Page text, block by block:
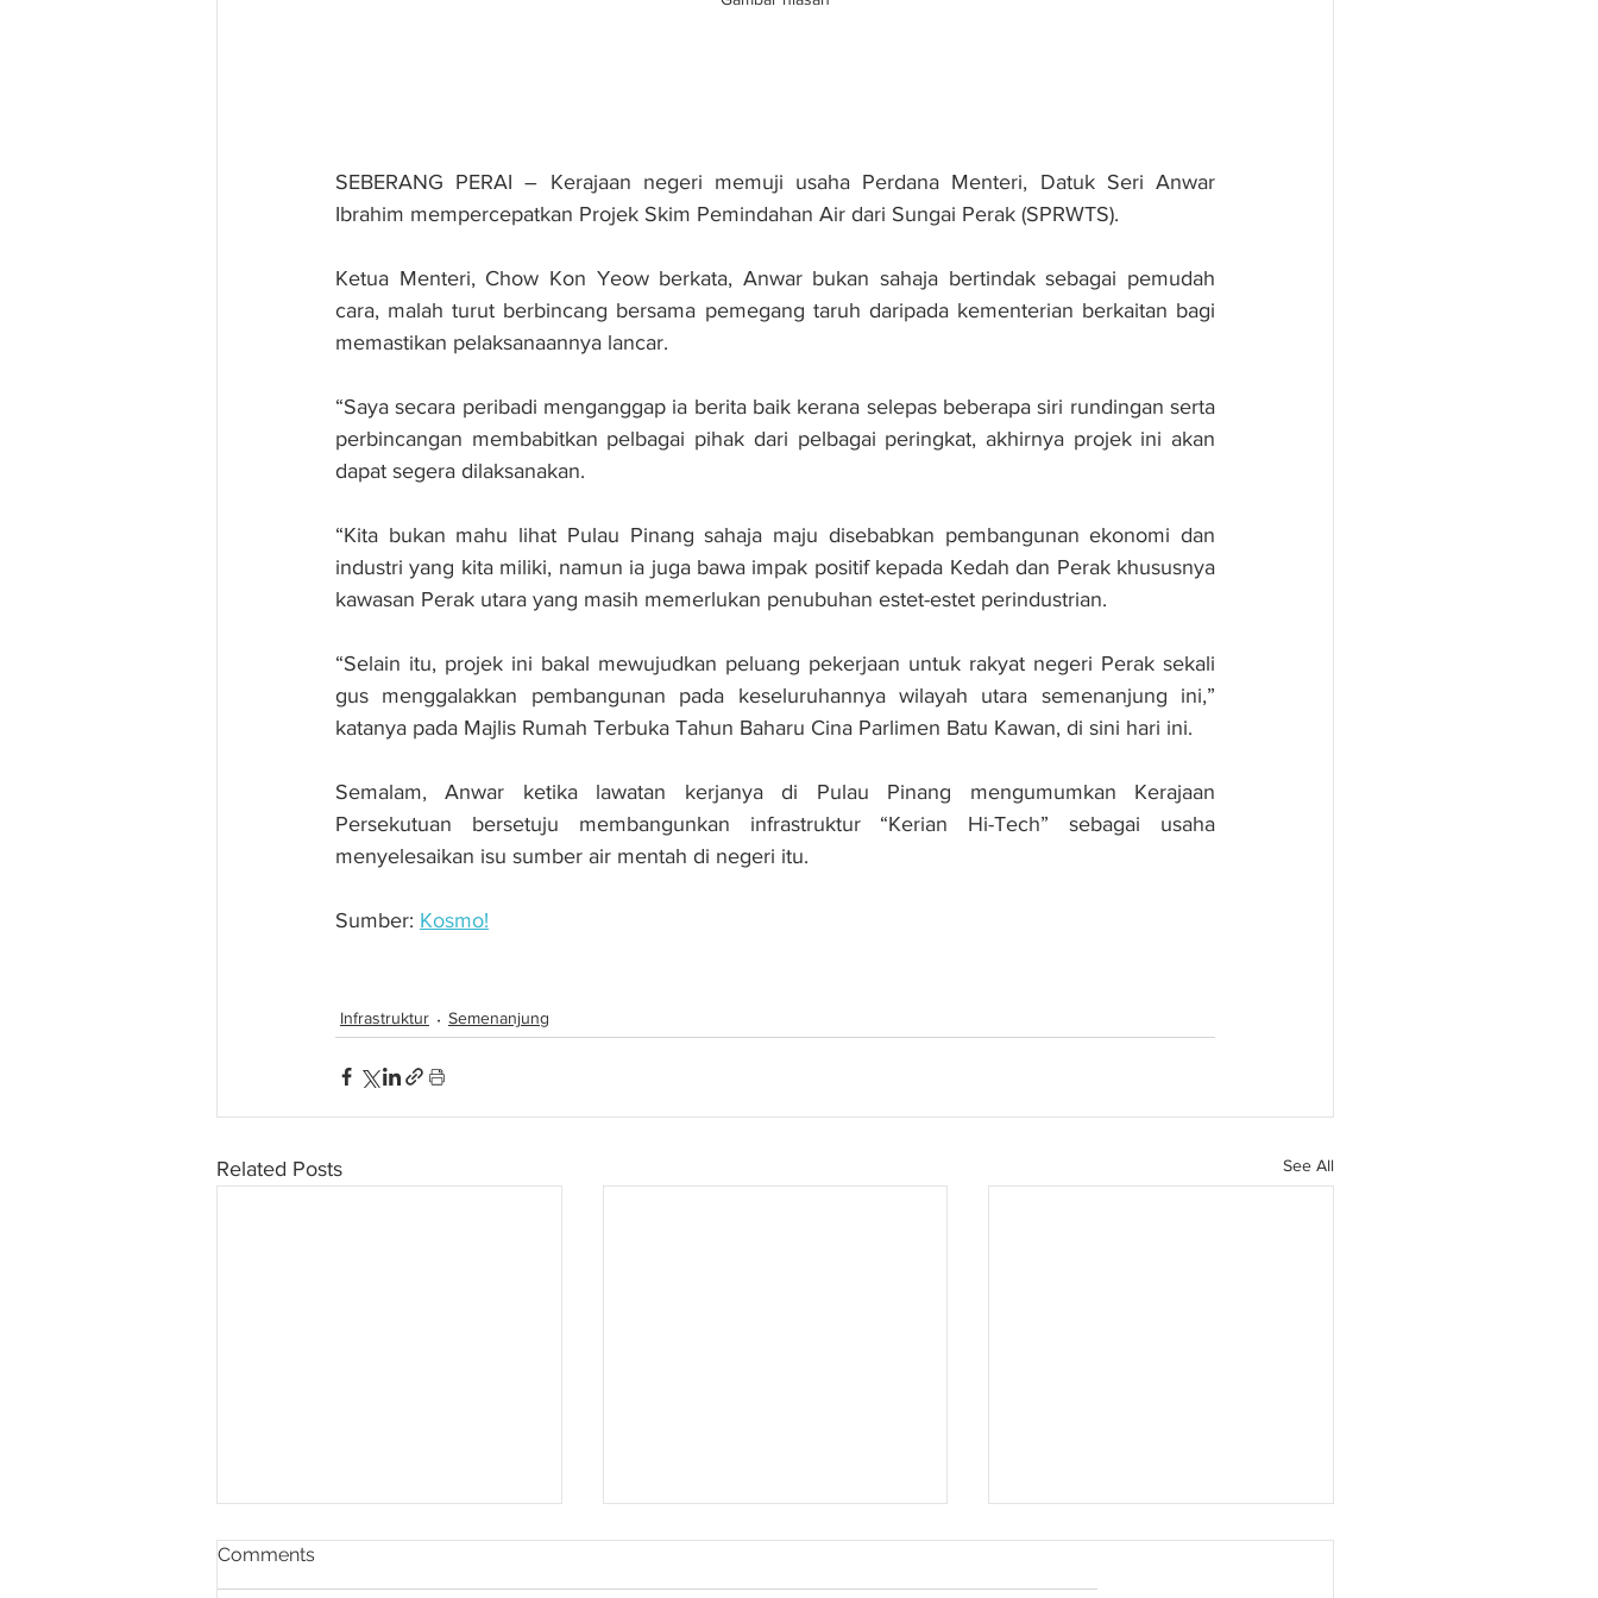
SEBERANG PERAI – Kerajaan negeri memuji usaha Perdana Menteri, Datuk Seri Anwar
Ibrahim mempercepatkan Projek Skim Pemindahan Air dari Sungai Perak (SPRWTS).
Ketua Menteri, Chow Kon Yeow berkata, Anwar bukan sahaja bertindak sebagai pemudah
cara, malah turut berbincang bersama pemegang taruh daripada kementerian berkaitan bagi
memastikan pelaksanaannya lancar.
“Saya secara peribadi menganggap ia berita baik kerana selepas beberapa siri rundingan serta
perbincangan membabitkan pelbagai pihak dari pelbagai peringkat, akhirnya projek ini akan
dapat segera dilaksanakan.
“Kita bukan mahu lihat Pulau Pinang sahaja maju disebabkan pembangunan ekonomi dan
industri yang kita miliki, namun ia juga bawa impak positif kepada Kedah dan Perak khususnya
kawasan Perak utara yang masih memerlukan penubuhan estet-estet perindustrian.
“Selain itu, projek ini bakal mewujudkan peluang pekerjaan untuk rakyat negeri Perak sekali
gus menggalakkan pembangunan pada keseluruhannya wilayah utara semenanjung ini,”
katanya pada Majlis Rumah Terbuka Tahun Baharu Cina Parlimen Batu Kawan, di sini hari ini.
Semalam, Anwar ketika lawatan kerjanya di Pulau Pinang mengumumkan Kerajaan
Persekutuan bersetuju membangunkan infrastruktur “Kerian Hi-Tech” sebagai usaha
menyelesaikan isu sumber air mentah di negeri itu.
Sumber: Kosmo!
Infrastruktur Semenanjung
Related Posts See All
Comments